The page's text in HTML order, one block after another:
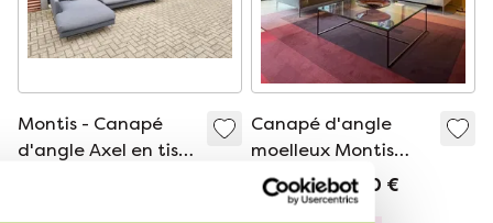
Montis - Canapé
d'angle Axel en tissu
Canapé d'angle
moelleux Montis
Daley
12 479 € 8 870 €